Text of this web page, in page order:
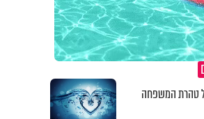
טהרת המשפחה